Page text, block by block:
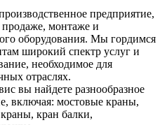
предприятие,
продаже, монтаже и
оборудования. Мы гордимся
широкий спектр услуг и
необходимое для
отраслях.
вы найдете разнообразное
включая: мостовые краны,
кран балки,